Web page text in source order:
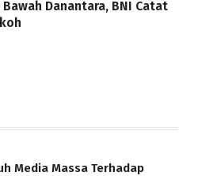
Danantara, BNI Catat
Media Massa Terhadap